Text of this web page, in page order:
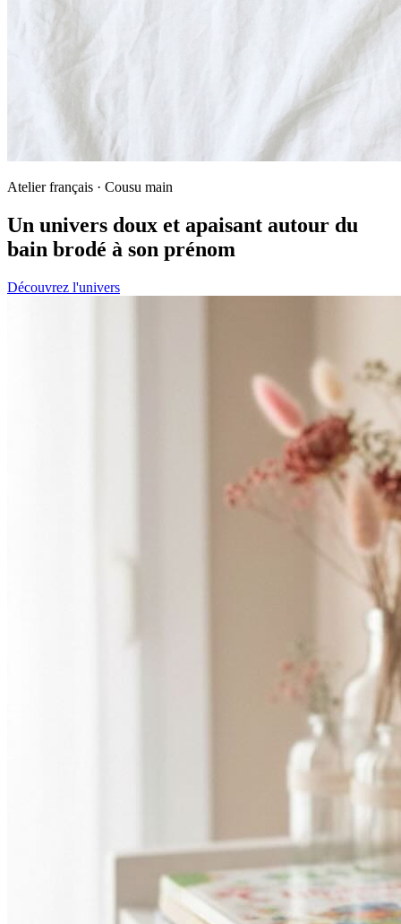
Atelier français · Cousu main
Un univers doux et apaisant autour du
bain brodé à son prénom
Découvrez l'univers